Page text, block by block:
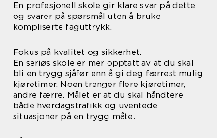
En profesjonell skole gir klare svar på dette
og svarer på spørsmål uten å bruke
kompliserte faguttrykk.
Fokus på kvalitet og sikkerhet.
En seriøs skole er mer opptatt av at du skal
bli en trygg sjåfør enn å gi deg færrest mulig
kjøretimer. Noen trenger flere kjøretimer,
andre færre. Målet er at du skal håndtere
både hverdagstrafikk og uventede
situasjoner på en trygg måte.